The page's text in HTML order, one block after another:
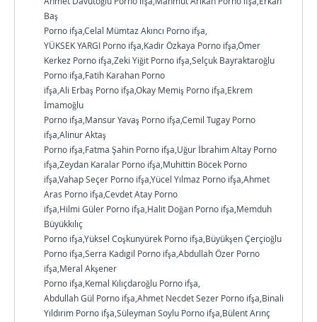
Baş
Porno ifşa,Celal Mümtaz Akıncı Porno ifşa,
YÜKSEK YARGI Porno ifşa,Kadir Özkaya Porno ifşa,Ömer
Kerkez Porno ifşa,Zeki Yiğit Porno ifşa,Selçuk Bayraktaroğlu
Porno ifşa,Fatih Karahan Porno
ifşa,Ali Erbaş Porno ifşa,Okay Memiş Porno ifşa,Ekrem
İmamoğlu
Porno ifşa,Mansur Yavaş Porno ifşa,Cemil Tugay Porno
ifşa,Alinur Aktaş
Porno ifşa,Fatma Şahin Porno ifşa,Uğur İbrahim Altay Porno
ifşa,Zeydan Karalar Porno ifşa,Muhittin Böcek Porno
ifşa,Vahap Seçer Porno ifşa,Yücel Yılmaz Porno ifşa,Ahmet
Aras Porno ifşa,Cevdet Atay Porno
ifşa,Hilmi Güler Porno ifşa,Halit Doğan Porno ifşa,Memduh
Büyükkılıç
Porno ifşa,Yüksel Coşkunyürek Porno ifşa,Büyükşen Çerçioğlu
Porno ifşa,Serra Kadıgil Porno ifşa,Abdullah Özer Porno
ifşa,Meral Akşener
Porno ifşa,Kemal Kılıçdaroğlu Porno ifşa,
Abdullah Gül Porno ifşa,Ahmet Necdet Sezer Porno ifşa,Binali
Yıldırım Porno ifşa,Süleyman Soylu Porno ifşa,Bülent Arınç